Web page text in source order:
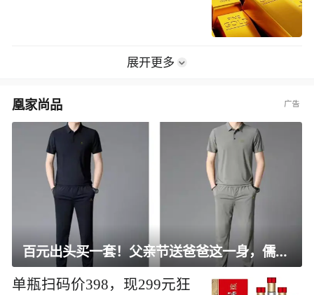
展开更多
凰家尚品
百元出头买一套！父亲节送爸爸这一身，儒雅有型还凉爽
单瓶扫码价398，现299元狂